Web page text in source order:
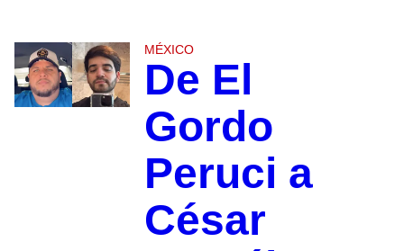
MÉXICO
De El
Gordo
Peruci a
César